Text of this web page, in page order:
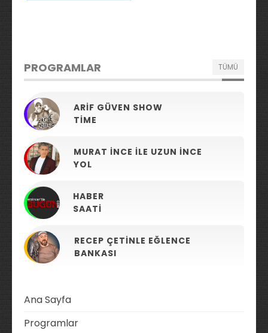
PROGRAMLAR TÜMÜ
ARIF GÜVEN SHOW
TIME
MURAT İNCE ILE UZUN İNCE
YOL
HABER
SAATI
RECEP ÇETINLE EĞLENCE
BANKASI
Ana Sayfa
Programlar